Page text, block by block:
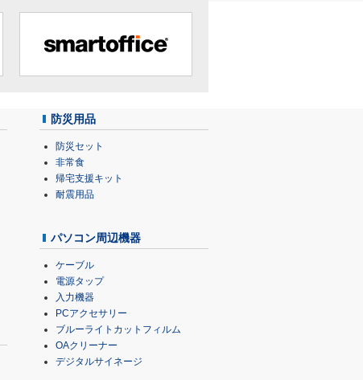
防災用品
防災セット
非常食
帰宅支援キット
耐震用品
パソコン周辺機器
ケーブル
電源タップ
入力機器
PCアクセサリー
ブルーライトカットフィルム
OAクリーナー
デジタルサイネージ